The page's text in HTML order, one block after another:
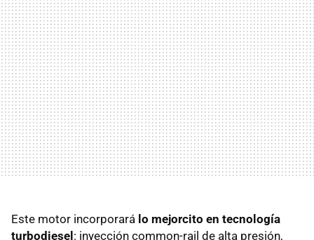
Este motor incorporará lo mejorcito en tecnología
turbodiesel : inyección common-rail de alta presión,